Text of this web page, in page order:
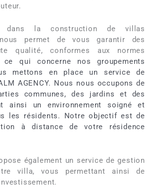
dans la construction de villas
nous permet de vous garantir des
qualité, conformes aux normes
ce qui concerne nos groupements
mettons en place un service de
AGENCY. Nous nous occupons de
communes, des jardins et des
ainsi un environnement soigné et
les résidents. Notre objectif est de
à distance de votre résidence
également un service de gestion
villa, vous permettant ainsi de